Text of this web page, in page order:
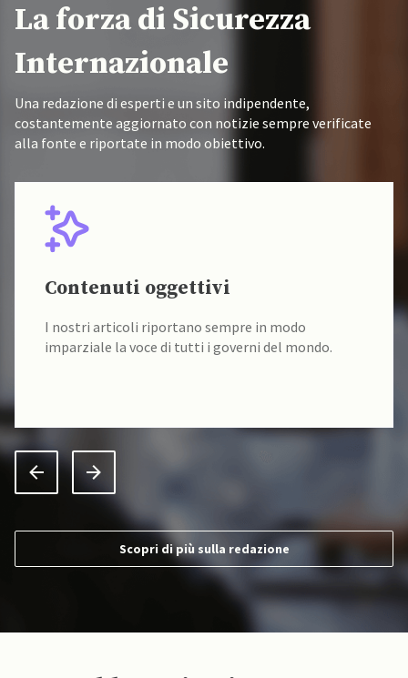
La forza di Sicurezza
Internazionale
Una redazione di esperti e un sito indipendente,
costantemente aggiornato con notizie sempre verificate
alla fonte e riportate in modo obiettivo.
Contenuti oggettivi
I nostri articoli riportano sempre in modo
imparziale la voce di tutti i governi del mondo.
Scopri di più sulla redazione